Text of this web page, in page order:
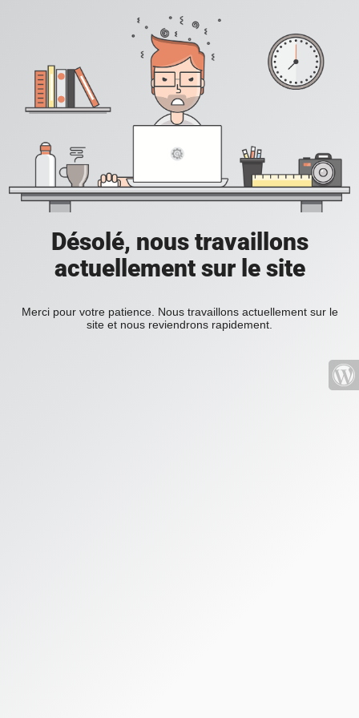
Désolé, nous travaillons
actuellement sur le site
Merci pour votre patience. Nous travaillons actuellement sur le
site et nous reviendrons rapidement.